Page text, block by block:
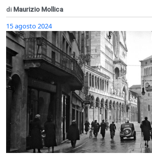
di Maurizio Mollica
15 agosto 2024